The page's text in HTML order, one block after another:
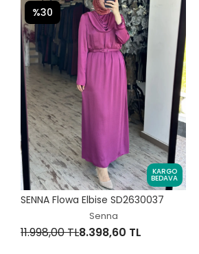
KARGO
BEDAVA
SENNA Flowa Elbise SD2630037
Senna
11.998,00 TL8.398,60 TL
%30